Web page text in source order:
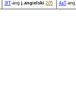
3fT-ang j.angielski 205 4aT-ang